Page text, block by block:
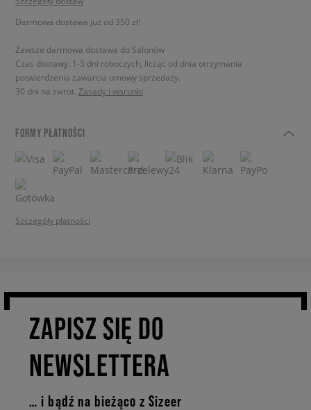
Darmowa dostawa już od 350 zł!
Zawsze darmowa dostawa do Salonów
Czas dostawy: 1-5 dni roboczych, licząc od dnia otrzymania
potwierdzenia zawarcia umowy sprzedaży.
30 dni na zwrot. Zasady i warunki
FORMY PŁATNOŚCI
Szczegóły płatności
ZAPISZ SIĘ DO
NEWSLETTERA
… i bądź na bieżąco z Sizeer